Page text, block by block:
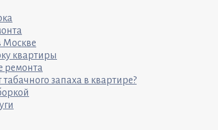
Москве
квартиры
ремонта
табачного запаха в квартире?